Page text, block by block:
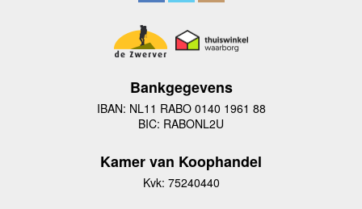
Bankgegevens
IBAN: NL11 RABO 0140 1961 88
BIC: RABONL2U
Kamer van Koophandel
Kvk: 75240440